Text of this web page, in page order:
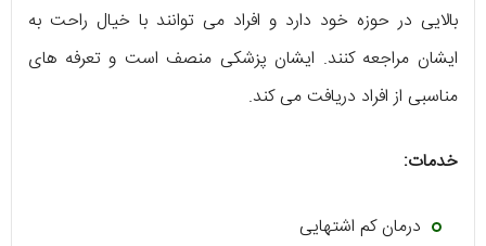
بالایی در حوزه خود دارد و افراد می توانند با خیال راحت به
ایشان مراجعه کنند. ایشان پزشکی منصف است و تعرفه های
مناسبی از افراد دریافت می کند.
خدمات:
درمان کم اشتهایی